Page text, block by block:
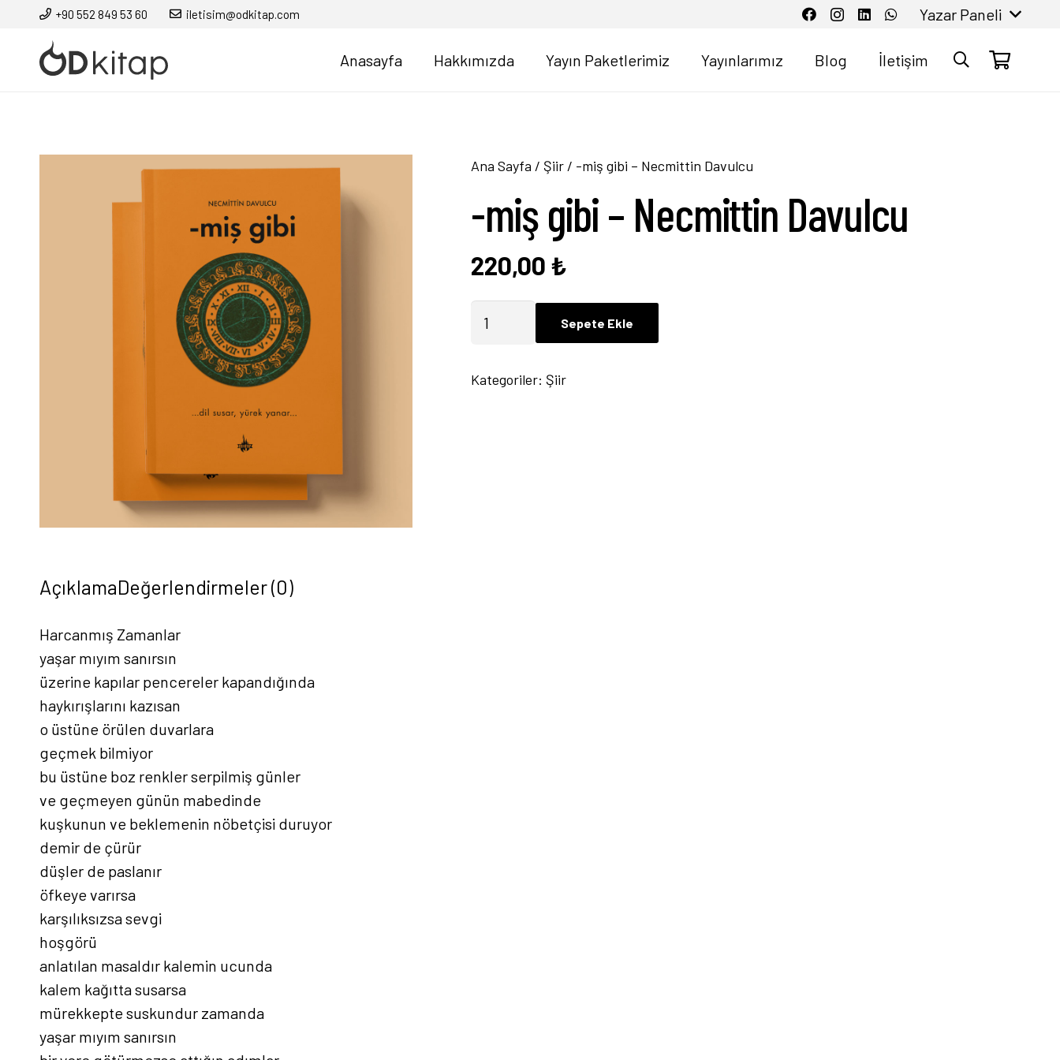
+90 552 849 53 60 iletisim@odkitap.com Yazar Paneli
Anasayfa Hakkımızda Yayın Paketlerimiz Yayınlarımız Blog İletişim
Ana Sayfa / Şiir / -miş gibi – Necmittin Davulcu
-miş gibi – Necmittin Davulcu
220,00 ₺
miş
-
Sepete Ekle
Kategoriler: Şiir
AçıklamaDeğerlendirmeler (0)
Harcanmış Zamanlar
yaşar mıyım sanırsın
üzerine kapılar pencereler kapandığında
haykırışlarını kazısan
o üstüne örülen duvarlara
geçmek bilmiyor
bu üstüne boz renkler serpilmiş günler
ve geçmeyen günün mabedinde
kuşkunun ve beklemenin nöbetçisi duruyor
demir de çürür
düşler de paslanır
öfkeye varırsa
karşılıksızsa sevgi
hoşgörü
anlatılan masaldır kalemin ucunda
kalem kağıtta susarsa
mürekkepte suskundur zamanda
yaşar mıyım sanırsın